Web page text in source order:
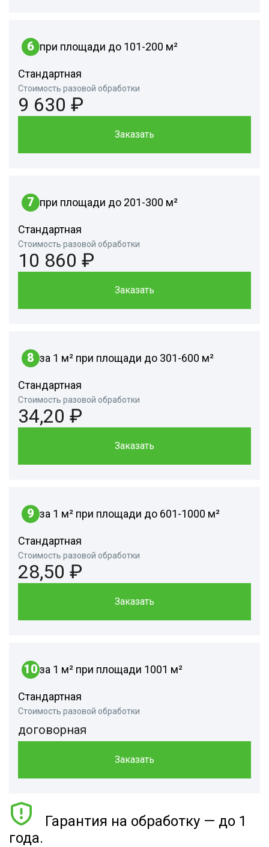
6 при площади до 101-200 м²
Стандартная
Стоимость разовой обработки
9 630 ₽
Заказать
7 при площади до 201-300 м²
Стандартная
Стоимость разовой обработки
10 860 ₽
Заказать
8 за 1 м² при площади до 301-600 м²
Стандартная
Стоимость разовой обработки
34,20 ₽
Заказать
9 за 1 м² при площади до 601-1000 м²
Стандартная
Стоимость разовой обработки
28,50 ₽
Заказать
10за 1 м² при площади 1001 м²
Стандартная
Стоимость разовой обработки
договорная
Заказать
Гарантия на обработку — до 1
года.